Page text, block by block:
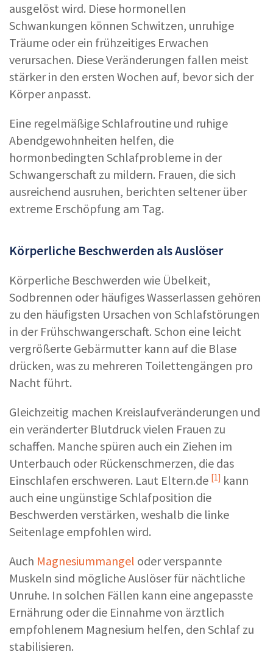
ausgelöst wird. Diese hormonellen
Schwankungen können Schwitzen, unruhige
Träume oder ein frühzeitiges Erwachen
verursachen. Diese Veränderungen fallen meist
stärker in den ersten Wochen auf, bevor sich der
Körper anpasst.
Eine regelmäßige Schlafroutine und ruhige
Abendgewohnheiten helfen, die
hormonbedingten Schlafprobleme in der
Schwangerschaft zu mildern. Frauen, die sich
ausreichend ausruhen, berichten seltener über
extreme Erschöpfung am Tag.
Körperliche Beschwerden als Auslöser
Körperliche Beschwerden wie Übelkeit,
Sodbrennen oder häufiges Wasserlassen gehören
zu den häufigsten Ursachen von Schlafstörungen
in der Frühschwangerschaft. Schon eine leicht
vergrößerte Gebärmutter kann auf die Blase
drücken, was zu mehreren Toilettengängen pro
Nacht führt.
Gleichzeitig machen Kreislaufveränderungen und
ein veränderter Blutdruck vielen Frauen zu
schaffen. Manche spüren auch ein Ziehen im
Unterbauch oder Rückenschmerzen, die das
Einschlafen erschweren. Laut Eltern.de [1] kann
auch eine ungünstige Schlafposition die
Beschwerden verstärken, weshalb die linke
Seitenlage empfohlen wird.
Auch Magnesiummangel oder verspannte
Muskeln sind mögliche Auslöser für nächtliche
Unruhe. In solchen Fällen kann eine angepasste
Ernährung oder die Einnahme von ärztlich
empfohlenem Magnesium helfen, den Schlaf zu
stabilisieren.